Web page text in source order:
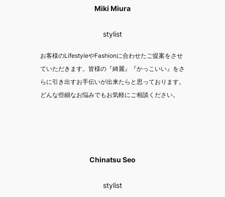
Miki Miura
stylist
お客様のLifestyleやFashionに合わせたご提案をさせ
ていただきます。皆様の『綺麗』『かっこいい』をさ
らに引き出すお手伝いが出来たらと思っております。
どんな些細なお悩みでもお気軽にご相談ください。
Chinatsu Seo
stylist